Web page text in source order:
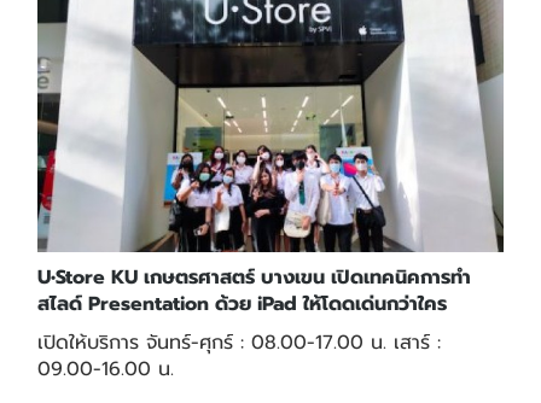
U•Store KU เกษตรศาสตร์ บางเขน เปิดเทคนิคการทำ
สไลด์ Presentation ด้วย iPad ให้โดดเด่นกว่าใคร
เปิดให้บริการ จันทร์-ศุกร์ : 08.00-17.00 น. เสาร์ :
09.00-16.00 น.